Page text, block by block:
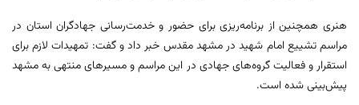
هنری همچنین از برنامه‌ریزی برای حضور و خدمت‌رسانی جهادگران استان در
مراسم تشییع امام شهید در مشهد مقدس خبر داد و گفت: تمهیدات لازم برای
استقرار و فعالیت گروه‌های جهادی در این مراسم و مسیرهای منتهی به مشهد
پیش‌بینی شده است.